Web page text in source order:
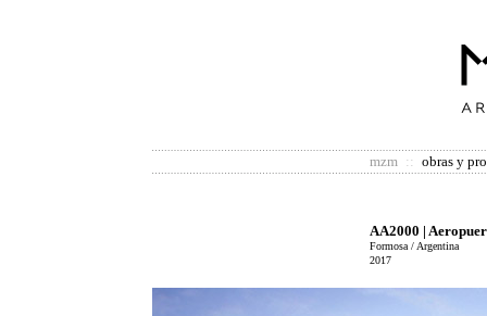
mzm :: obras y
AA2000 |
Formosa / Argentina
2017